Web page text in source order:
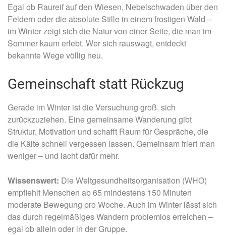
Egal ob Raureif auf den Wiesen, Nebelschwaden über den
Feldern oder die absolute Stille in einem frostigen Wald –
im Winter zeigt sich die Natur von einer Seite, die man im
Sommer kaum erlebt. Wer sich rauswagt, entdeckt
bekannte Wege völlig neu.
Gemeinschaft statt Rückzug
Gerade im Winter ist die Versuchung groß, sich
zurückzuziehen. Eine gemeinsame Wanderung gibt
Struktur, Motivation und schafft Raum für Gespräche, die
die Kälte schnell vergessen lassen. Gemeinsam friert man
weniger – und lacht dafür mehr.
Wissenswert: Die Weltgesundheitsorganisation (WHO)
empfiehlt Menschen ab 65 mindestens 150 Minuten
moderate Bewegung pro Woche. Auch im Winter lässt sich
das durch regelmäßiges Wandern problemlos erreichen –
egal ob allein oder in der Gruppe.